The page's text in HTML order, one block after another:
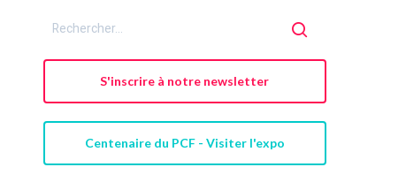
S'inscrire à notre newsletter
Centenaire du PCF - Visiter l'expo